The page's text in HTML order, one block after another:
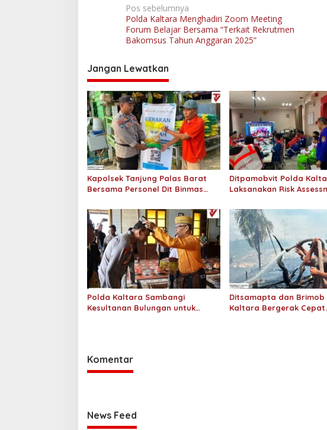
N
a
v
i
g
a
s
i
p
o
s
Pos sebelumnya
Polda Kaltara Menghadiri Zoom Meeting
Forum Belajar Bersama “Terkait Rekrutmen
Bakomsus Tahun Anggaran 2025”
Jangan Lewatkan
Kapolsek Tanjung Palas Barat
Bersama Personel Dit Binmas
SPHP Kepada Masyarakat
Ditpamobvit Polda
Laksanakan Risk
Polda Kaltara Sambangi
Kesultanan Bulungan untuk
Ditsamapta dan Brimob
Kaltara Bergerak Cepat
Komentar
News Feed